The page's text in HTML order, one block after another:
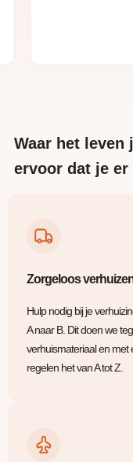
Waar het leven
ervoor dat je er
Zorgeloos
Hulp nodig bij je
A naar B. Dit doen we
verhuismateriaal en met
regelen het van A tot Z.